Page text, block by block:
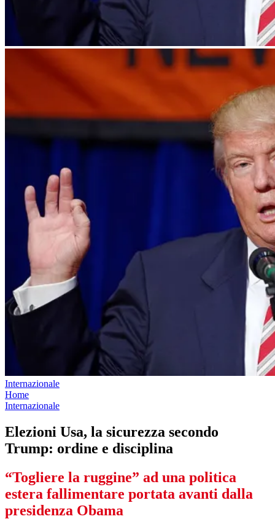
Internazionale
Home
Internazionale
Elezioni Usa, la sicurezza secondo
Trump: ordine e disciplina
“Togliere la ruggine” ad una politica
estera fallimentare portata avanti dalla
presidenza Obama